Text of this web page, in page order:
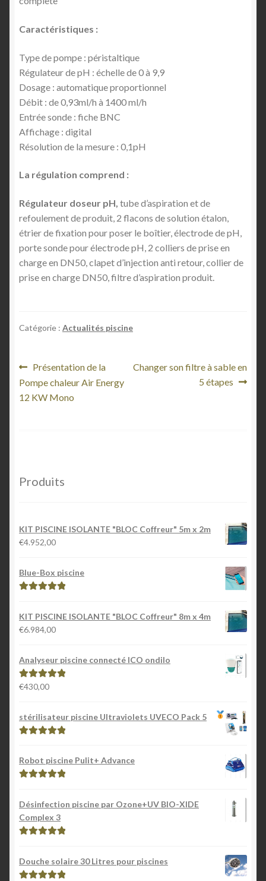
Caractéristiques :
Type de pompe : péristaltique
Régulateur de pH : échelle de 0 à 9,9
Dosage : automatique proportionnel
Débit : de 0,93ml/h à 1400 ml/h
Entrée sonde : fiche BNC
Affichage : digital
Résolution de la mesure : 0,1pH
La régulation comprend :
Régulateur doseur pH, tube d’aspiration et de
refoulement de produit, 2 flacons de solution étalon,
étrier de fixation pour poser le boîtier, électrode de pH,
porte sonde pour électrode pH, 2 colliers de prise en
charge en DN50, clapet d’injection anti retour, collier de
prise en charge DN50, filtre d’aspiration produit.
Catégorie : Actualités piscine
Navigation
de
Article
précédent :
Présentation de la
Pompe chaleur Air Energy
12 KW Mono
Article
Changer son filtre à sable en
5 étapes
Produits
KIT PISCINE ISOLANTE "BLOC Coffreur" 5m x 2m
€4.952,00
Blue-Box piscine
KIT PISCINE ISOLANTE "BLOC Coffreur" 8m x 4m
€6.984,00
Analyseur piscine connecté ICO ondilo
Note5.00
€430,00
stérilisateur piscine Ultraviolets UVECO Pack 5
Robot piscine Pulit+ Advance
Désinfection piscine par Ozone+UV BIO-XIDE
Complex 3
Douche solaire 30 Litres pour piscines